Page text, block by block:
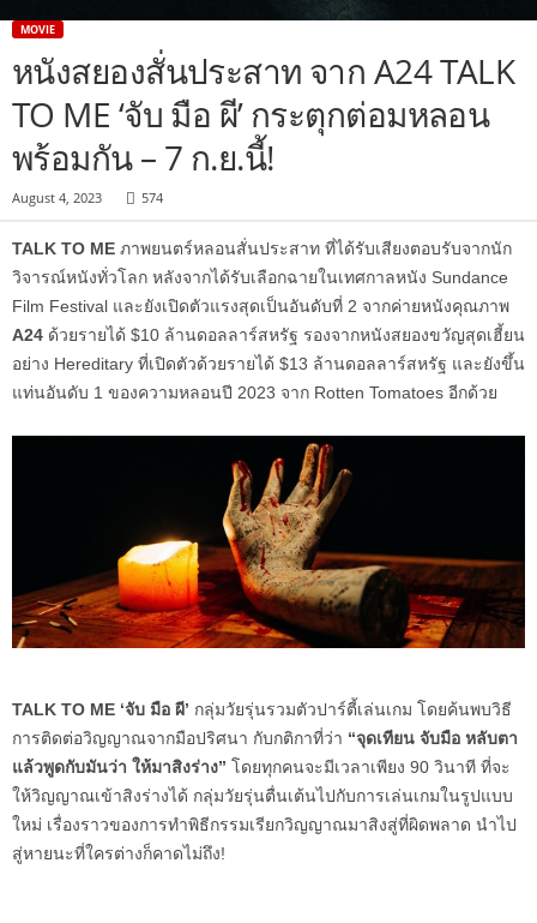
MOVIE
หนังสยองสั่นประสาท จาก A24 TALK
TO ME ‘จับ มือ ผี’ กระตุกต่อมหลอน
พร้อมกัน – 7 ก.ย.นี้!
August 4, 2023 574
TALK TO ME ภาพยนตร์หลอนสั่นประสาท ที่ได้รับเสียงตอบรับจากนัก
วิจารณ์หนังทั่วโลก หลังจากได้รับเลือกฉายในเทศกาลหนัง Sundance
Film Festival และยังเปิดตัวแรงสุดเป็นอันดับที่ 2 จากค่ายหนังคุณภาพ
A24 ด้วยรายได้ $10 ล้านดอลลาร์สหรัฐ รองจากหนังสยองขวัญสุดเฮี้ยน
อย่าง Hereditary ที่เปิดตัวด้วยรายได้ $13 ล้านดอลลาร์สหรัฐ และยังขึ้น
แท่นอันดับ 1 ของความหลอนปี 2023 จาก Rotten Tomatoes อีกด้วย
TALK TO ME ‘จับ มือ ผี’ กลุ่มวัยรุ่นรวมตัวปาร์ตี้เล่นเกม โดยค้นพบวิธี
การติดต่อวิญญาณจากมือปริศนา กับกติกาที่ว่า “จุดเทียน จับมือ หลับตา
แล้วพูดกับมันว่า ให้มาสิงร่าง” โดยทุกคนจะมีเวลาเพียง 90 วินาที ที่จะ
ให้วิญญาณเข้าสิงร่างได้ กลุ่มวัยรุ่นตื่นเต้นไปกับการเล่นเกมในรูปแบบ
ใหม่ เรื่องราวของการทำพิธีกรรมเรียกวิญญาณมาสิงสู่ที่ผิดพลาด นำไป
สู่หายนะที่ใครต่างก็คาดไม่ถึง!